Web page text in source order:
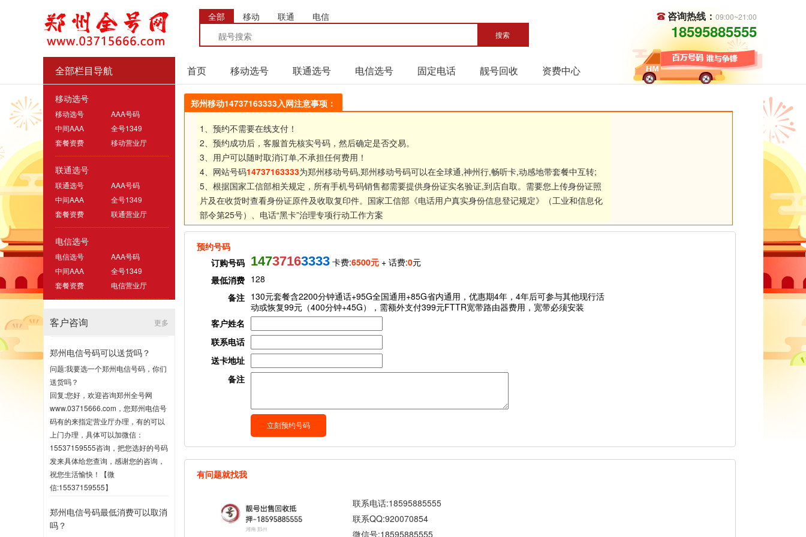
全部 移动 联通 电信 咨询热线： 09:00~21:00
18595885555
全部栏目导航 首页 移动选号 联通选号 电信选号 固定电话 靓号回收 资费中心
移动选号
移动选号
AAA号码
中间AAA
全号1349
套餐资费
移动营业厅
联通选号
联通选号
AAA号码
中间AAA
全号1349
套餐资费
联通营业厅
电信选号
电信选号
AAA号码
中间AAA
全号1349
套餐资费
电信营业厅
更多
客户咨询
郑州电信号码可以送货吗？
问题:我要选一个郑州电信号码，你们
送货吗？
回复:您好，欢迎咨询郑州全号网
www.03715666.com，您郑州电信号
码有的来指定营业厅办理，有的可以
上门办理，具体可以加微信：
15537159555咨询，把您选好的号码
发来具体给您查询，感谢您的咨询，
祝您生活愉快！【微
信:15537159555】
郑州电信号码最低消费可以取消
吗？
郑州移动14737163333入网注意事项：
1、预约不需要在线支付！
2、预约成功后，客服首先核实号码，然后确定是否交易。
3、用户可以随时取消订单,不承担任何费用！
4、网站号码14737163333为郑州移动号码,郑州移动号码可以在全球通,神州行,畅听卡,动感地带套餐中互转;
5、根据国家工信部相关规定，所有手机号码销售都需要提供身份证实名验证,到店自取。需要您上传身份证照
片及在收货时查看身份证原件及收取复印件。国家工信部《电话用户真实身份信息登记规定》（工业和信息化
部令第25号）、 电话“黑卡”治理专项行动工作方案
预约号码
订购号码 14737163333 卡费:6500元 + 话费:0元
最低消费 128
备注 130元套餐含2200分钟通话+95G全国通用+85G省内通用，优惠期4年，4年后可参与其他现行活
动或恢复99元（400分钟+45G），需额外支付399元FTTR宽带路由器费用，宽带必须安装
客户姓名
联系电话
送卡地址
备注
有问题就找我
联系电话:18595885555
联系QQ:920070854
微信号:18595885555